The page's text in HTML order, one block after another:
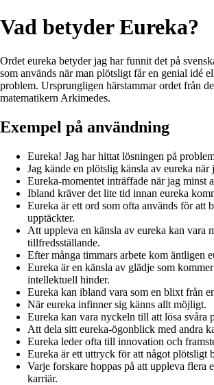
Vad betyder Eureka?
Ordet eureka betyder jag har funnit det på
som används när man plötsligt får en genial idé
problem. Ursprungligen härstammar ordet från
matematikern Arkimedes.
Exempel på användning
Eureka! Jag har hittat lösningen på
Jag kände en plötslig känsla av eureka när
Eureka-momentet inträffade när jag minst
Ibland kräver det lite tid innan eureka
Eureka är ett ord som ofta används för att
upptäckter.
Att uppleva en känsla av eureka kan vara
tillfredsställande.
Efter många timmars arbete kom äntligen
Eureka är en känsla av glädje som
intellektuell hinder.
Eureka kan ibland vara som en blixt från
När eureka infinner sig känns allt möjligt.
Eureka kan vara nyckeln till att lösa svåra
Att dela sitt eureka-ögonblick med andra
Eureka leder ofta till innovation och
Eureka är ett uttryck för att något plötsligt
Varje forskare hoppas på att uppleva flera
karriär.